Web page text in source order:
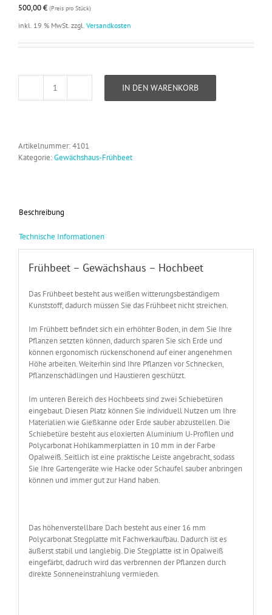
500,00€ (Preis pro Stück)
inkl. 19 % MwSt. zzgl. Versandkosten
Hochbeet
IN DEN WARENKORB
Artikelnummer:4101
Kategorie:Gewächshaus-Frühbeet
Beschreibung
Technische Informationen
Frühbeet – Gewächshaus – Hochbeet
Das Frühbeet besteht aus weißen witterungsbeständigem
Kunststoff, dadurch müssen Sie das Frühbeet nicht streichen.
Im Frühbett befindet sich ein erhöhter Boden, in dem Sie Ihre
Pflanzen setzten können, dadurch sparen Sie sich Erde und
können ergonomisch rückenschonend auf einer angenehmen
Höhe arbeiten. Weiterhin sind Ihre Pflanzen vor Schnecken,
Pflanzenschädlingen und Haustieren geschützt.
Im unteren Bereich des Hochbeets sind zwei Schiebetüren
eingebaut. Diesen Platz können Sie individuell Nutzen um Ihre
Materialien wie Gießkanne oder Erde sauber abzustellen. Die
Schiebetüre besteht aus eloxierten Aluminium U-Profilen und
Polycarbonat Hohlkammerplatten in 10 mm in der Farbe
Opalweiß. Seitlich ist eine praktische Leiste angebracht, sodass
Sie Ihre Gartengeräte wie Hacke oder Schaufel sauber anbringen
können und immer gut zur Hand haben.
Das höhenverstellbare Dach besteht aus einer 16 mm
Polycarbonat Stegplatte mit Fachwerkaufbau. Dadurch ist es
äußerst stabil und langlebig. Die Stegplatte ist in Opalweiß
eingefärbt, dadruch wird das verbrennen der Pflanzen durch
direkte Sonneneinstrahlung vermieden.